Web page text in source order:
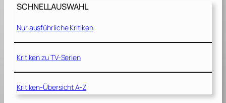
s
2
0
2
SCHNELLAUSWAHL
Nur ausführliche Kritiken
Kritiken zu TV-Serien
Kritiken-Übersicht A-Z